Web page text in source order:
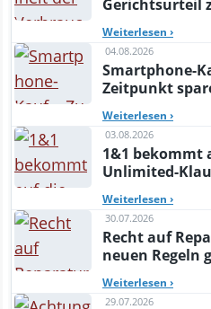
Gerichtsurteil
Weiterlesen ›
04.08.2026
Smartphone-
Zeitpunkt
Weiterlesen ›
03.08.2026
1&1 bekommt
Unlimited-
Weiterlesen ›
30.07.2026
Recht auf
neuen Regeln
Weiterlesen ›
29.07.2026